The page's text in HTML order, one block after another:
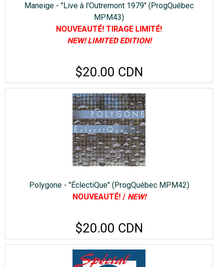
Maneige - "Live à l'Outremont 1979" (ProgQuébec
MPM43)
NOUVEAUTÉ! TIRAGE LIMITÉ!
NEW! LIMITED EDITION!
$20.00 CDN
Polygone - "ÉclectiQue" (ProgQuébec MPM42)
NOUVEAUTÉ! / NEW!
$20.00 CDN